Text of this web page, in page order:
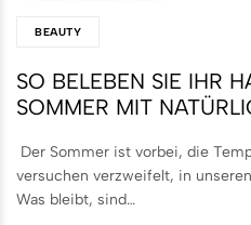
BEAUTY
SO BELEBEN SIE IHR
SOMMER MIT
Der Sommer ist vorbei, die
versuchen verzweifelt, in
Was bleibt, sind…